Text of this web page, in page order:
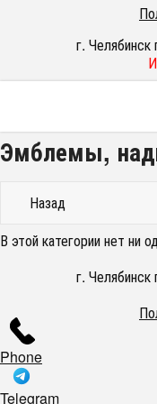
г.
Эмблемы,
Назад
В этой категории нет ни
г.
Phone
Telegram